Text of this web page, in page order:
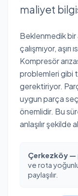
maliyet
Beklenmedik bir
çalışmıyor, aşırı
Kompresör
problemleri gibi
gerektiriyor.
uygun parça
önemlidir. Bu
anlaşılır şekilde
Çerkezköy —
ve rota
paylaşılır.